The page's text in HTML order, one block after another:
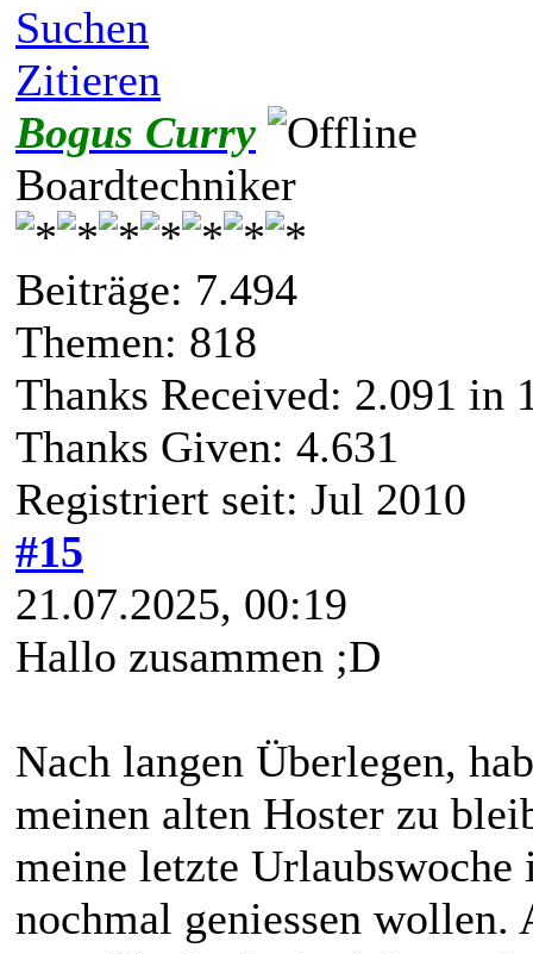
Suchen
Zitieren
Bogus Curry
Boardtechniker
Beiträge: 7.494
Themen: 818
Thanks Received: 2.091 in
Thanks Given: 4.631
Registriert seit: Jul 2010
#15
21.07.2025, 00:19
Hallo zusammen ;D
Nach langen Überlegen,
meinen alten Hoster zu
meine letzte
nochmal geniessen